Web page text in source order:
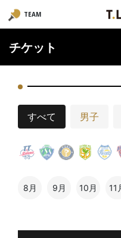
TEAM
チケット
すべて 男子
8月 9月 10月 11